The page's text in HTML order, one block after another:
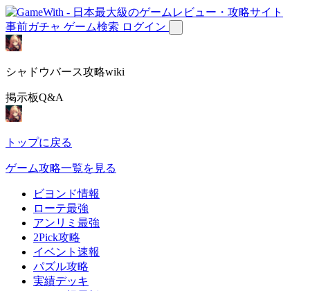
事前ガチャ ゲーム検索 ログイン
シャドウバース攻略wiki
掲示板Q&A
トップに戻る
ゲーム攻略一覧を見る
ビヨンド情報
ローテ最強
アンリミ最強
2Pick攻略
イベント速報
パズル攻略
実績デッキ